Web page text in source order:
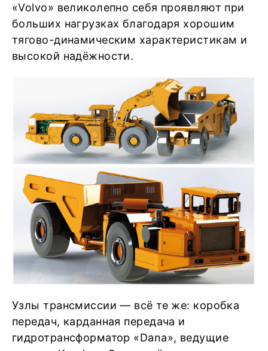
«Volvo» великолепно себя проявляют при
больших нагрузках благодаря хорошим
тягово-динамическим характеристикам и
высокой надёжности.
Узлы трансмиссии — всё те же: коробка
передач, карданная передача и
гидротрансформатор «Dana», ведущие